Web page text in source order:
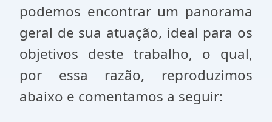
podemos encontrar um panorama
geral de sua atuação, ideal para os
objetivos deste trabalho, o qual,
por essa razão, reproduzimos
abaixo e comentamos a seguir: